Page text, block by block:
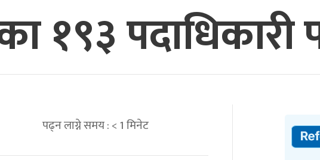
१९३
पढ्न लाग्ने समय :< 1मिनेट